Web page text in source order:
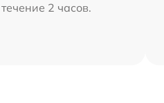
течение 2 часов.